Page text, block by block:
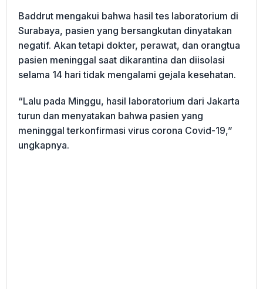
Baddrut mengakui bahwa hasil tes laboratorium di
Surabaya, pasien yang bersangkutan dinyatakan
negatif. Akan tetapi dokter, perawat, dan orangtua
pasien meninggal saat dikarantina dan diisolasi
selama 14 hari tidak mengalami gejala kesehatan.
“Lalu pada Minggu, hasil laboratorium dari Jakarta
turun dan menyatakan bahwa pasien yang
meninggal terkonfirmasi virus corona Covid-19,”
ungkapnya.